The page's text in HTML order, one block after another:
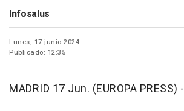
Infosalus
Lunes, 17 junio 2024
Publicado: 12:35
MADRID 17 Jun. (EUROPA PRESS) -